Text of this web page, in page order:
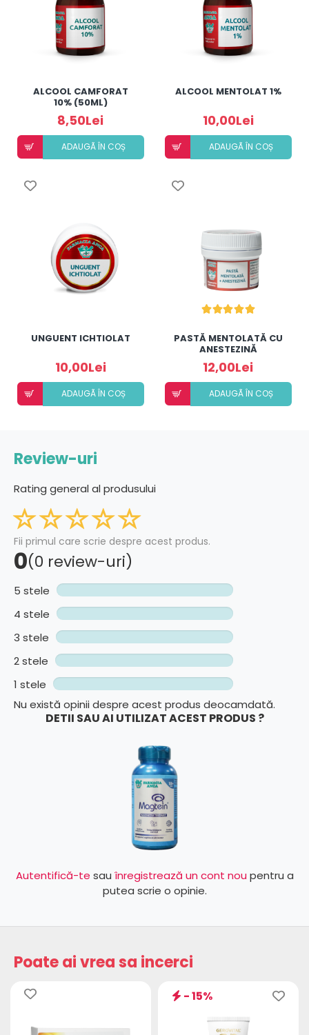
ALCOOL CAMFORAT
10% (50ML)
8,50Lei
ADAUGÃ ÎN COȘ
ALCOOL MENTOLAT 1%
10,00Lei
ADAUGÃ ÎN COȘ
UNGUENT ICHTIOLAT
10,00Lei
ADAUGÃ ÎN COȘ
PASTĂ MENTOLATĂ CU
ANESTEZINĂ
12,00Lei
ADAUGÃ ÎN COȘ
Review-uri
Rating general al produsului
Fii primul care scrie despre acest produs.
0(0 review-uri)
5 stele
4 stele
3 stele
2 stele
1 stele
Nu există opinii despre acest produs deocamdată.
DETII SAU AI UTILIZAT ACEST PRODUS ?
Autentifică-te sau înregistrează un cont nou pentru a
putea scrie o opinie.
Poate ai vrea sa incerci
- 15%